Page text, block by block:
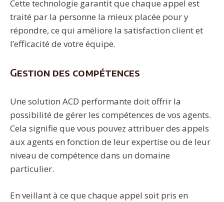
Cette technologie garantit que chaque appel est
traité par la personne la mieux placée pour y
répondre, ce qui améliore la satisfaction client et
l’efficacité de votre équipe.
Gestion des compétences
Une solution ACD performante doit offrir la
possibilité de gérer les compétences de vos agents.
Cela signifie que vous pouvez attribuer des appels
aux agents en fonction de leur expertise ou de leur
niveau de compétence dans un domaine
particulier.
En veillant à ce que chaque appel soit pris en